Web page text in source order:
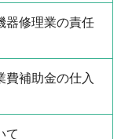
器修理業の責任
費補助金の仕入
て